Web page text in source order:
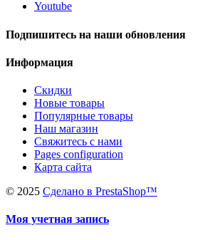
Youtube
Подпишитесь на наши обновления
Информация
Скидки
Новые товары
Популярные товары
Наш магазин
Свяжитесь с нами
Pages configuration
Карта сайта
© 2025 Сделано в PrestaShop™
Моя учетная запись